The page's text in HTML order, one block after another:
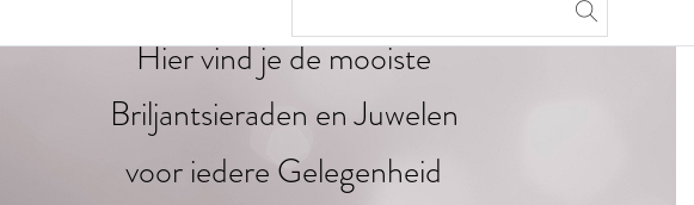
Hier vind je de mooiste
Briljantsieraden en Juwelen
voor iedere Gelegenheid